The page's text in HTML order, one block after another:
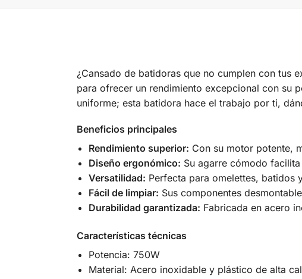
¿Cansado de batidoras que no cumplen con tus
para ofrecer un rendimiento excepcional con su
uniforme; esta batidora hace el trabajo por ti,
Beneficios principales
Rendimiento superior: Con su motor potente,
Diseño ergonómico: Su agarre cómodo
Versatilidad: Perfecta para omelettes, batidos
Fácil de limpiar: Sus componentes
Durabilidad garantizada: Fabricada en acero
Características técnicas
Potencia: 750W
Material: Acero inoxidable y plástico de alta